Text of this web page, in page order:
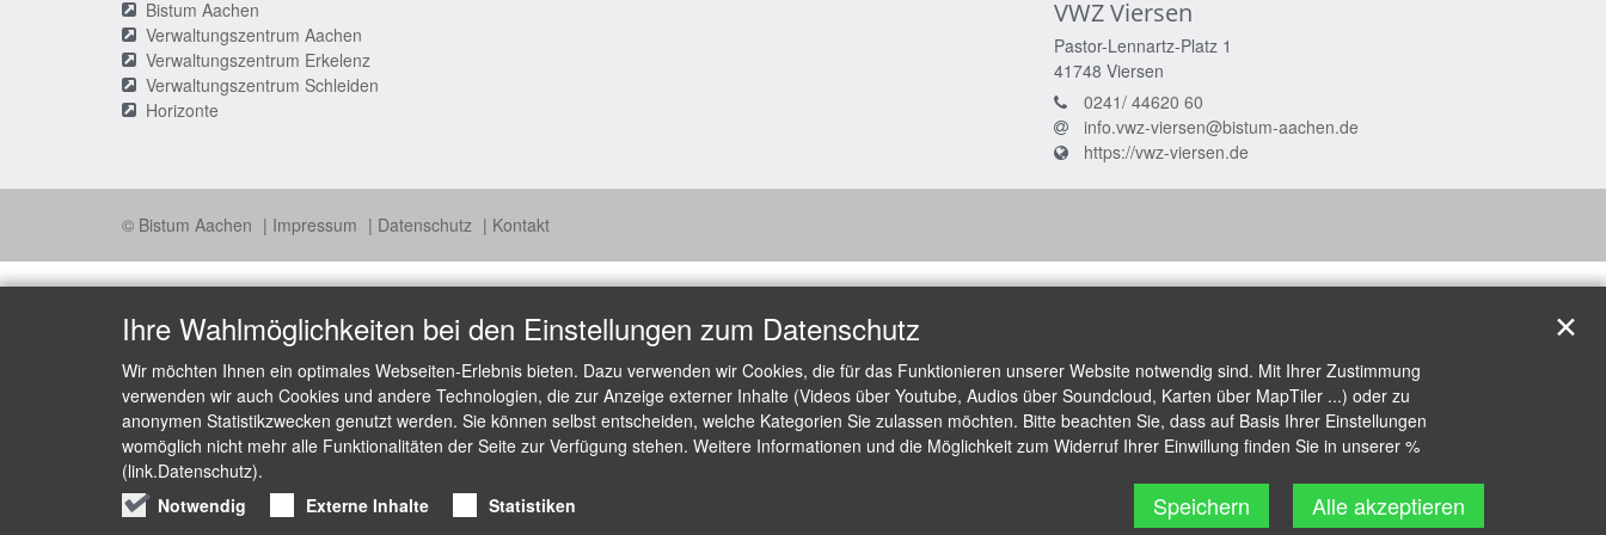
Bistum Aachen
Verwaltungszentrum Aachen
Verwaltungszentrum Erkelenz
Verwaltungszentrum Schleiden
Horizonte
VWZ Viersen
Pastor-Lennartz-Platz 1
41748 Viersen
0241/ 44620 60
info.vwz-viersen@bistum-aachen.de
https://vwz-viersen.de
© Bistum Aachen Impressum Datenschutz Kontakt
Ihre Wahlmöglichkeiten bei den Einstellungen zum Datenschutz
Wir möchten Ihnen ein optimales Webseiten-Erlebnis bieten. Dazu verwenden wir Cookies, die für das Funktionieren unserer Website notwendig sind. Mit Ihrer Zustimmung
verwenden wir auch Cookies und andere Technologien, die zur Anzeige externer Inhalte (Videos über Youtube, Audios über Soundcloud, Karten über MapTiler ...) oder zu
anonymen Statistikzwecken genutzt werden. Sie können selbst entscheiden, welche Kategorien Sie zulassen möchten. Bitte beachten Sie, dass auf Basis Ihrer Einstellungen
womöglich nicht mehr alle Funktionalitäten der Seite zur Verfügung stehen. Weitere Informationen und die Möglichkeit zum Widerruf Ihrer Einwillung finden Sie in unserer %
(link.Datenschutz).
Notwendig
Externe Inhalte Statistiken Speichern Alle akzeptieren
✕